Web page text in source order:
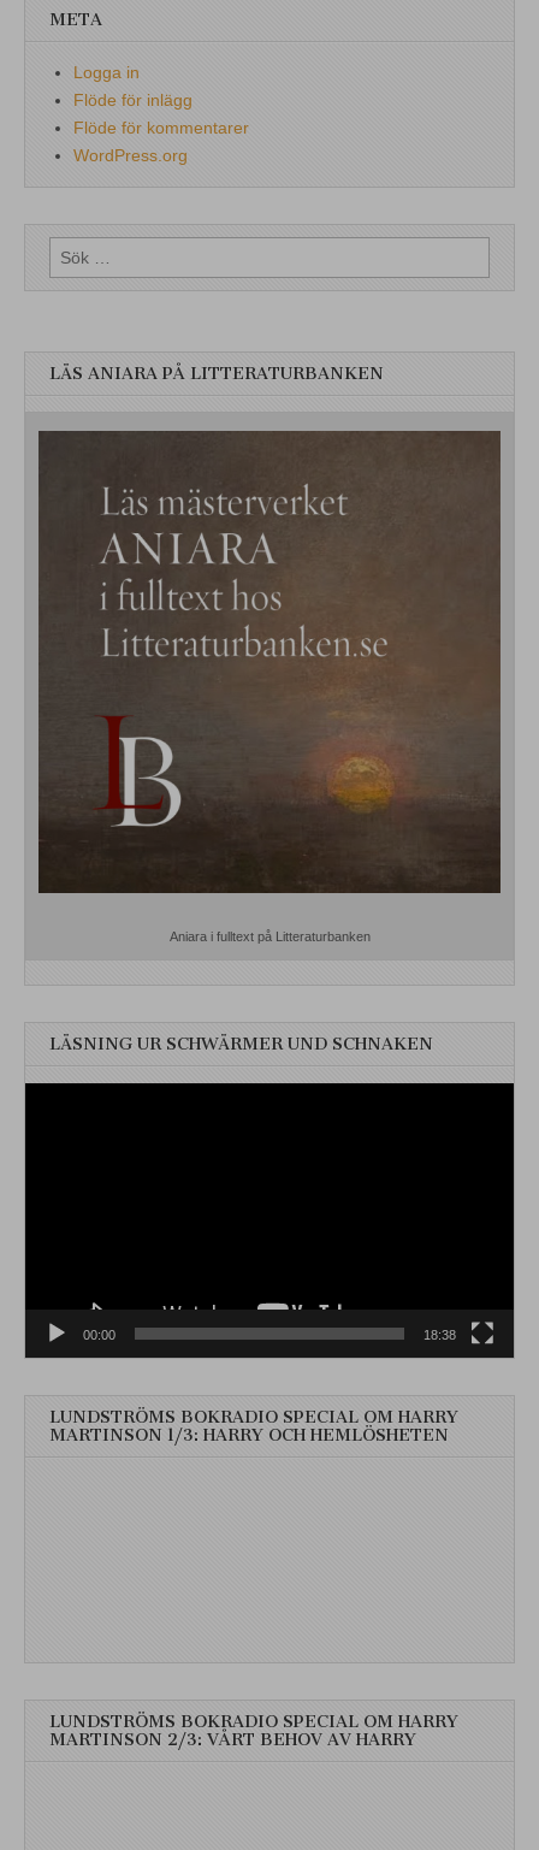
META
Logga in
Flöde för inlägg
Flöde för kommentarer
WordPress.org
Sök
efter:
LÄS ANIARA PÅ LITTERATURBANKEN
Aniara i fulltext på Litteraturbanken
LÄSNING UR SCHWÄRMER UND SCHNAKEN
00:00 18:38
LUNDSTRÖMS BOKRADIO SPECIAL OM HARRY
MARTINSON 1/3: HARRY OCH HEMLÖSHETEN
LUNDSTRÖMS BOKRADIO SPECIAL OM HARRY
MARTINSON 2/3: VÅRT BEHOV AV HARRY